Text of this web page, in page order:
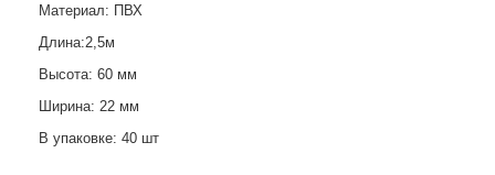
Материал: ПВХ
Длина:2,5м
Высота: 60 мм
Ширина: 22 мм
В упаковке: 40 шт